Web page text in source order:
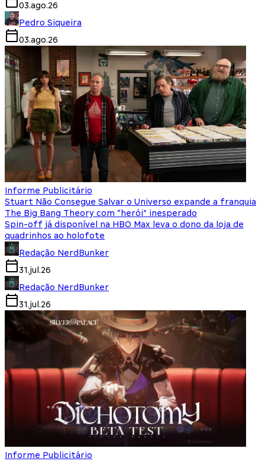
03.ago.26
Pedro Siqueira
03.ago.26
Informe Publicitário
Stuart Não Consegue Salvar o Universo expande a franquia
The Big Bang Theory com “herói” inesperado
Spin-off já disponível na HBO Max leva o dono da loja de
quadrinhos ao holofote
Redação NerdBunker
31.jul.26
Redação NerdBunker
31.jul.26
Informe Publicitário